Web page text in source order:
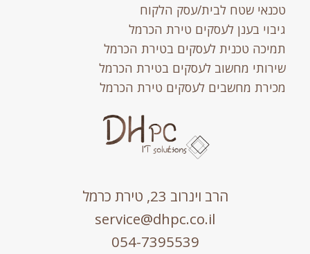
טכנאי שטח לבית/עסק הלקוח
גיבוי בענן לעסקים טירת הכרמל
תמיכה טכנית לעסקים בטירת הכרמל
שירותי מחשוב לעסקים בטירת הכרמל
מכירת מחשבים לעסקים טירת הכרמל
הרב וינרוב 23, טירת כרמל
service@dhpc.co.il
054-7395539